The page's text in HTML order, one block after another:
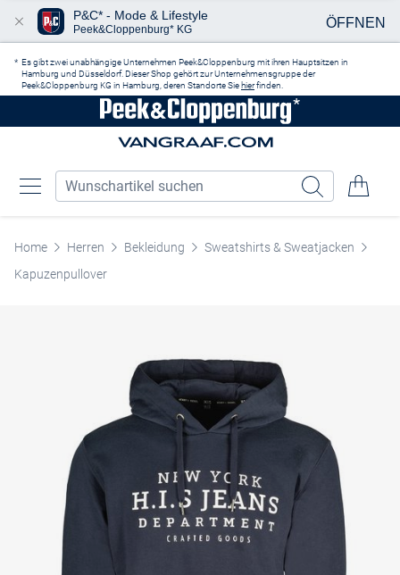
Es gibt zwei unabhängige Unternehmen Peek&Cloppenburg mit ihren Hauptsitzen in
Hamburg und Düsseldorf. Dieser Shop gehört zur Unternehmensgruppe der
Peek&Cloppenburg KG in Hamburg, deren Standorte Sie hierfinden.
Home Herren Bekleidung
Sweatshirts & Sweatjacken
Kapuzenpullover
P&C* - Mode & Lifestyle
Peek&Cloppenburg* KG ÖFFNEN